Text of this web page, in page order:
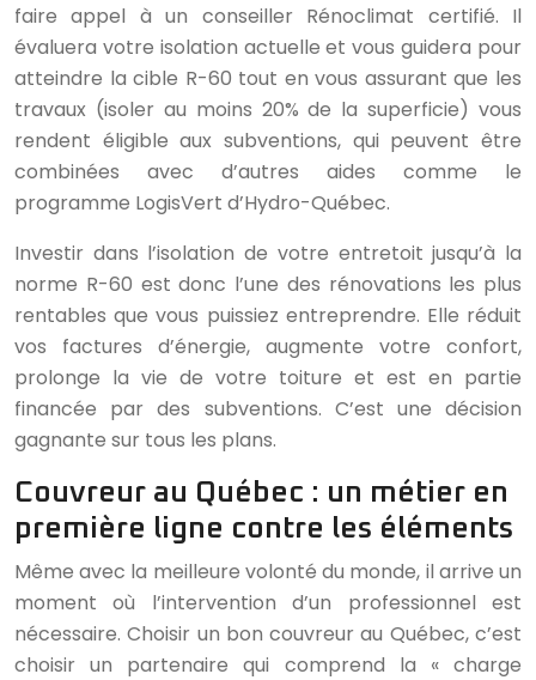
faire appel à un conseiller Rénoclimat certifié. Il
évaluera votre isolation actuelle et vous guidera pour
atteindre la cible R-60 tout en vous assurant que les
travaux (isoler au moins 20% de la superficie) vous
rendent éligible aux subventions, qui peuvent être
combinées avec d’autres aides comme le
programme LogisVert d’Hydro-Québec.
Investir dans l’isolation de votre entretoit jusqu’à la
norme R-60 est donc l’une des rénovations les plus
rentables que vous puissiez entreprendre. Elle réduit
vos factures d’énergie, augmente votre confort,
prolonge la vie de votre toiture et est en partie
financée par des subventions. C’est une décision
gagnante sur tous les plans.
Couvreur au Québec : un métier en
première ligne contre les éléments
Même avec la meilleure volonté du monde, il arrive un
moment où l’intervention d’un professionnel est
nécessaire. Choisir un bon couvreur au Québec, c’est
choisir un partenaire qui comprend la « charge